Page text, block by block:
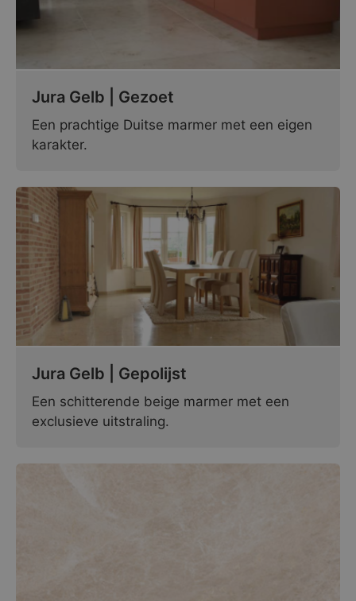
Jura Gelb | Gezoet
Een prachtige Duitse marmer met een eigen
karakter.
Jura Gelb | Gepolijst
Een schitterende beige marmer met een
exclusieve uitstraling.